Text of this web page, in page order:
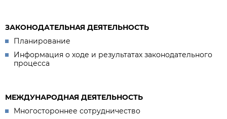
ЗАКОНОДАТЕЛЬНАЯ ДЕЯТЕЛЬНОСТЬ
Планирование
Информация о ходе и результатах законодательного
процесса
МЕЖДУНАРОДНАЯ ДЕЯТЕЛЬНОСТЬ
Многостороннее сотрудничество